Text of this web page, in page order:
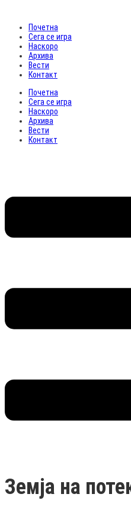
Почетна
Сега се игра
Наскоро
Архива
Вести
Контакт
Почетна
Сега се игра
Наскоро
Архива
Вести
Контакт
Земја на